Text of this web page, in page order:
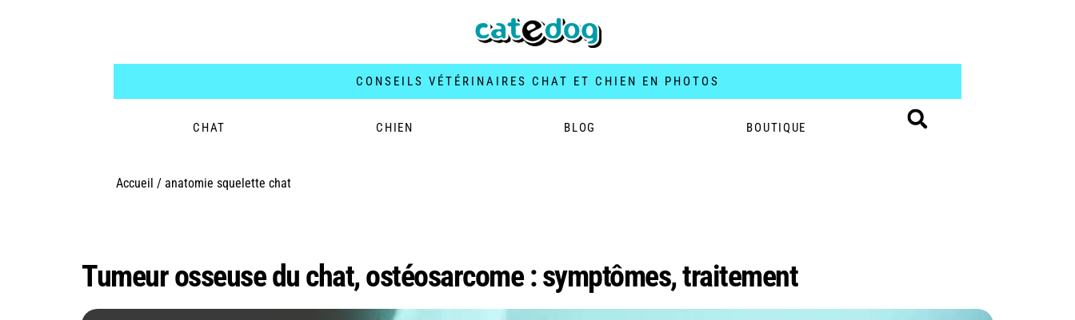
CONSEILS VÉTÉRINAIRES CHAT ET CHIEN EN PHOTOS
CHAT CHIEN BLOG BOUTIQUE
Accueil / anatomie squelette chat
Tumeur osseuse du chat, ostéosarcome : symptômes, traitement